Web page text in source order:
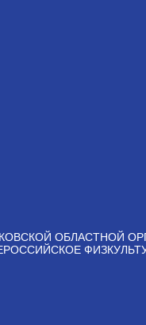
ОБЛАСТНОЙ